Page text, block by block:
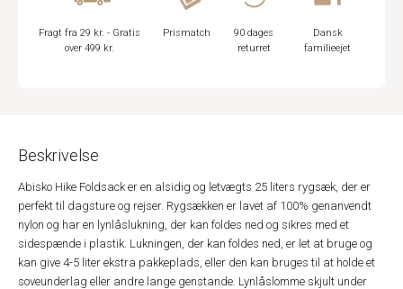
Fragt fra 29 kr. - Gratis
over 499 kr.
Prismatch
90 dages
returret
Dansk
familieejet
Beskrivelse
Abisko Hike Foldsack er en alsidig og letvægts 25 liters rygsæk, der er
perfekt til dagsture og rejser. Rygsækken er lavet af 100% genanvendt
nylon og har en lynlåslukning, der kan foldes ned og sikres med et
sidespænde i plastik. Lukningen, der kan foldes ned, er let at bruge og
kan give 4-5 liter ekstra pakkeplads, eller den kan bruges til at holde et
soveunderlag eller andre lange genstande. Lynlåslomme skjult under